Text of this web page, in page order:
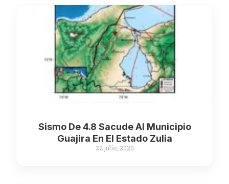
Sismo De 4.8 Sacude Al Municipio
Guajira En El Estado Zulia
22 julio, 2020